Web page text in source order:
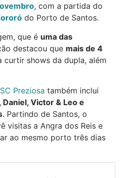
, com a partida do
do Porto de Santos.
que é uma das
destacou que mais de 4
curtir shows da dupla, além
Preziosa também inclui
Daniel, Victor & Leo e
. Partindo de Santos, o
visitas a Angra dos Reis e
ao mesmo porto três dias